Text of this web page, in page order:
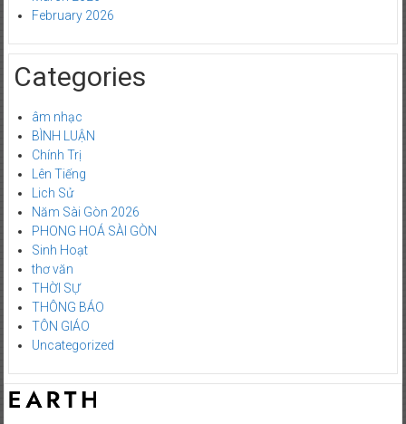
February 2026
Categories
âm nhạc
BÌNH LUẬN
Chính Trị
Lên Tiếng
Lich Sử
Năm Sài Gòn 2026
PHONG HOÁ SÀI GÒN
Sinh Hoạt
thơ văn
THỜI SỰ
THÔNG BÁO
TÔN GIÁO
Uncategorized